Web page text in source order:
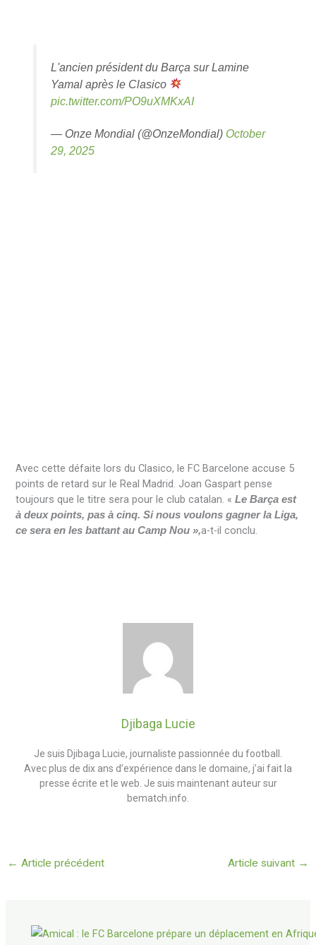
L'ancien président du Barça sur Lamine
Yamal après le Clasico
pic.twitter.com/PO9uXMKxAI
— Onze Mondial (@OnzeMondial) October
29, 2025
Avec cette défaite lors du Clasico, le FC Barcelone accuse 5
points de retard sur le Real Madrid. Joan Gaspart pense
toujours que le titre sera pour le club catalan. «Le Barça est
à deux points, pas à cinq. Si nous voulons gagner la Liga,
ce sera en les battant au Camp Nou »,a-t-il conclu.
Djibaga Lucie
Je suis Djibaga Lucie, journaliste passionnée du football.
Avec plus de dix ans d’expérience dans le domaine, j’ai fait la
presse écrite et le web. Je suis maintenant auteur sur
bematch.info.
← Article précédent Article suivant →